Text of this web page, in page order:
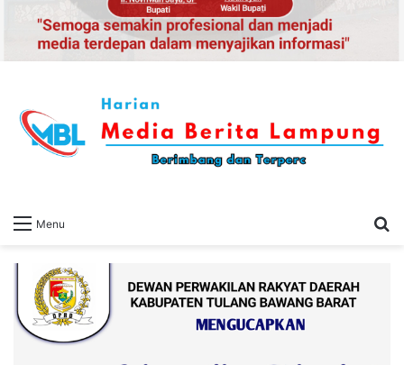
Menu